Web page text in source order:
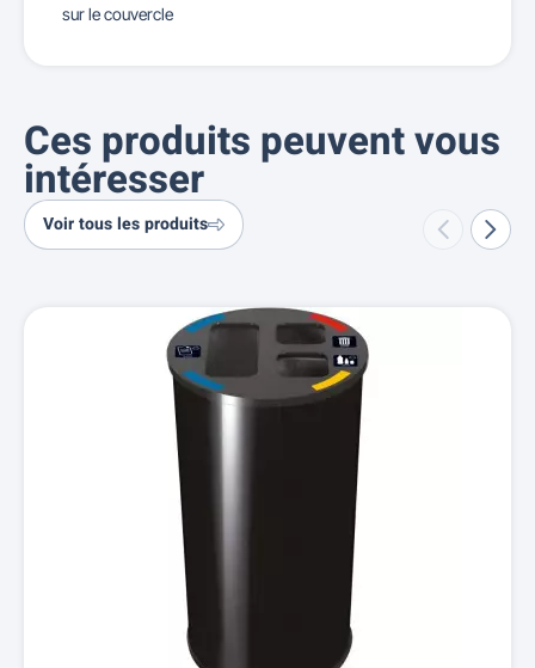
sur le couvercle
Ces produits peuvent vous
intéresser
Voir tous les produits